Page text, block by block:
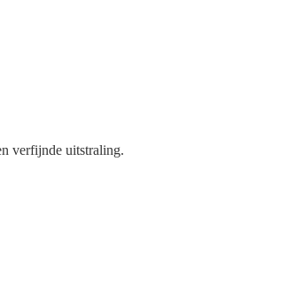
verfijnde uitstraling.